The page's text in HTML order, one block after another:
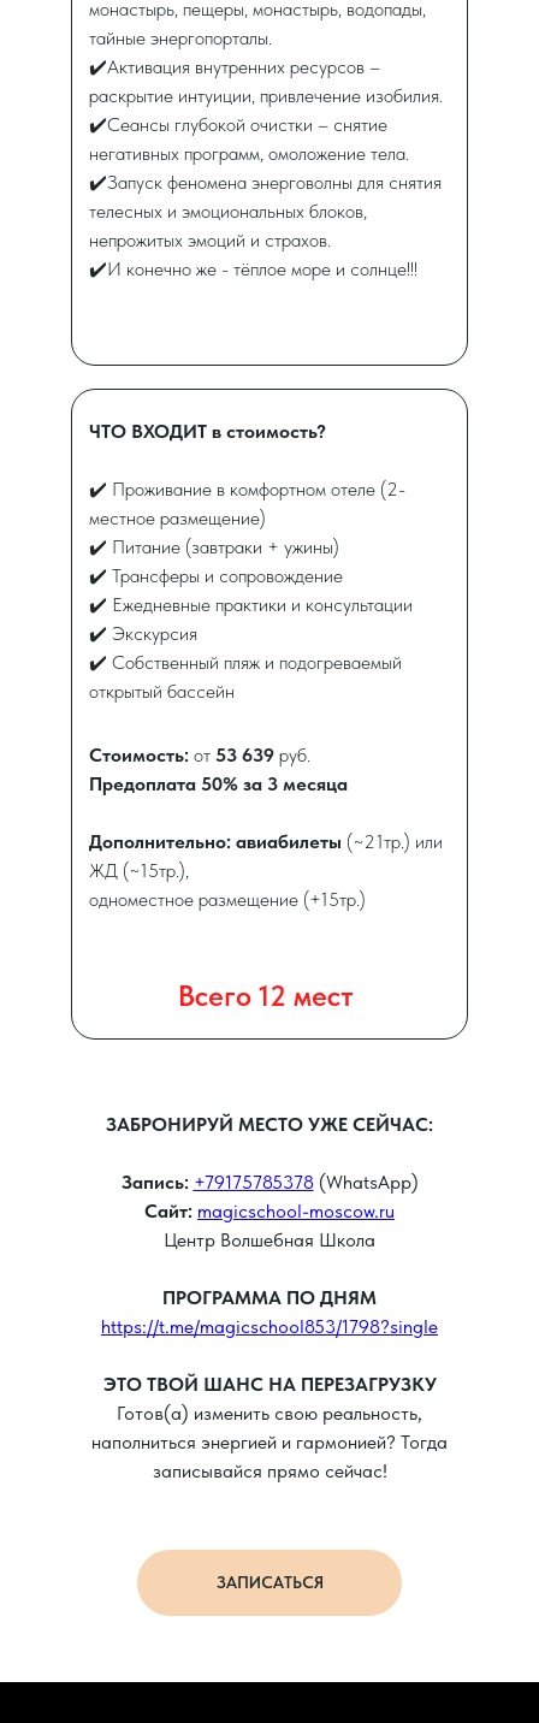
монастырь, пещеры, монастырь, водопады,
тайные энергопорталы.
✔️Активация внутренних ресурсов –
раскрытие интуиции, привлечение изобилия.
✔️Сеансы глубокой очистки – снятие
негативных программ, омоложение тела.
✔️Запуск феномена энерговолны для снятия
телесных и эмоциональных блоков,
непрожитых эмоций и страхов.
✔️И конечно же - тёплое море и солнце!!!
ЧТО ВХОДИТ в стоимость?
✔️ Проживание в комфортном отеле (2-
местное размещение)
✔️ Питание (завтраки + ужины)
✔️ Трансферы и сопровождение
✔️ Ежедневные практики и консультации
✔️ Экскурсия
✔️ Собственный пляж и подогреваемый
открытый бассейн
Стоимость: от 53 639 руб.
Предоплата 50% за 3 месяца
Дополнительно: авиабилеты (~21тр.) или
ЖД (~15тр.),
одноместное размещение (+15тр.)
Всего 12 мест
ЗАБРОНИРУЙ МЕСТО УЖЕ СЕЙЧАС:
Запись: +79175785378(WhatsApp)
Сайт: magicschool-moscow.ru
Центр Волшебная Школа
ПРОГРАММА ПО ДНЯМ
https://t.me/magicschool853/1798?single
ЭТО ТВОЙ ШАНС НА ПЕРЕЗАГРУЗКУ
Готов(а) изменить свою реальность,
наполниться энергией и гармонией? Тогда
записывайся прямо сейчас!
ЗАПИСАТЬСЯ